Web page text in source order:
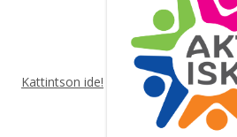
Kattintson ide!